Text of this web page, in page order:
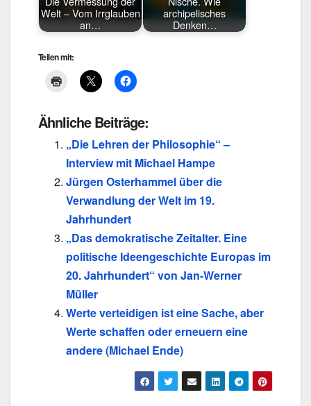
Welt – Vom Irrglauben
an…
archipelisches
Denken…
Teilen mit:
Ähnliche Beiträge:
„Die Lehren der Philosophie“ –
Interview mit Michael Hampe
Jürgen Osterhammel über die
Verwandlung der Welt im 19.
Jahrhundert
„Das demokratische Zeitalter. Eine
politische Ideengeschichte Europas im
20. Jahrhundert“ von Jan-Werner
Müller
Werte verteidigen ist eine Sache, aber
Werte schaffen oder erneuern eine
andere (Michael Ende)